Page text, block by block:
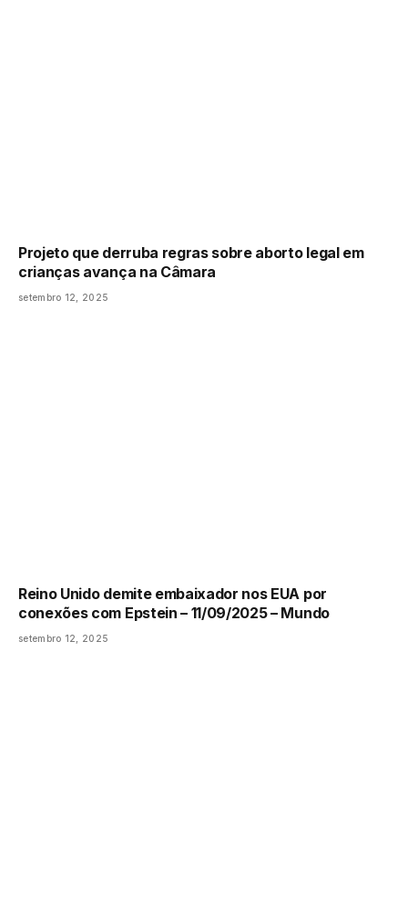
Projeto que derruba regras sobre aborto legal em
crianças avança na Câmara
setembro 12, 2025
Reino Unido demite embaixador nos EUA por
conexões com Epstein – 11/09/2025 – Mundo
setembro 12, 2025